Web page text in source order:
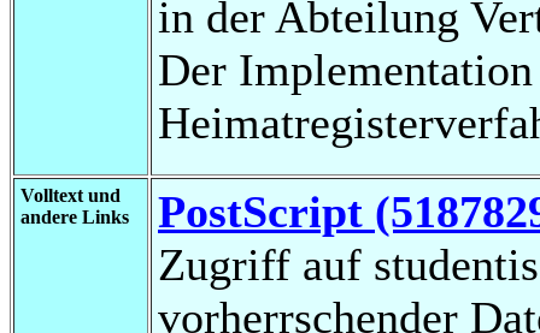
in der Abteilung
Der
Volltext und
andere Links
PostScript
Zugriff auf
vorherrschender